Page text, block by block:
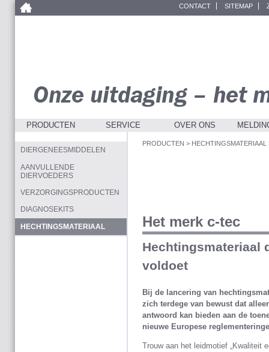
CONTACT SITEMAP
PRODUCTEN SERVICE OVER ONS
PRODUCTEN > HECHTINGSMATERIAAL
Het merk c-tec
Hechtingsmateriaal
voldoet
Bij de lancering van
zich terdege van bewust dat
antwoord kan bieden aan de
nieuwe Europese
Trouw aan het leidmotief „Kwaliteit
DIERGENEESMIDDELEN
AANVULLENDE
DIERVOEDERS
VERZORGINGSPRODUCTEN
DIAGNOSEKITS
HECHTINGSMATERIAAL